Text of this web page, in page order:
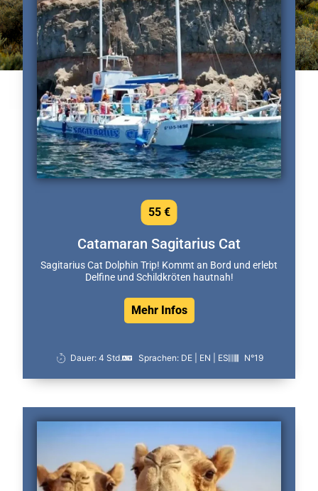
Catamaran Sagitarius Cat
Sagitarius Cat Dolphin Trip! Kommt an Bord und erlebt
Delfine und Schildkröten hautnah!
Mehr Infos
55 €
Dauer: 4 Std. Sprachen: DE | EN | ES N°19